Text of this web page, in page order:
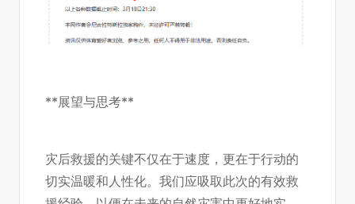
**展望与思考**
灾后救援的关键不仅在于速度，更在于行动的
切实温暖和人性化。我们应吸取此次的有效救